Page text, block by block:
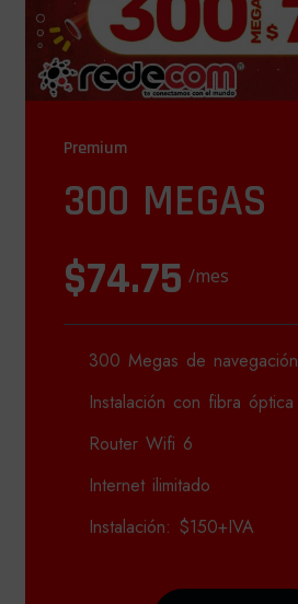
Premium
300 MEGAS
$74.75 /mes
300 Megas de navegación
Instalación con fibra óptica
Router Wifi 6
Internet ilimitado
Instalación: $150+IVA